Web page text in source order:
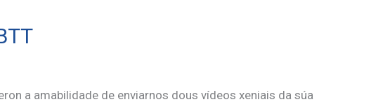
a amabilidade de enviarnos dous vídeos xeniais da súa